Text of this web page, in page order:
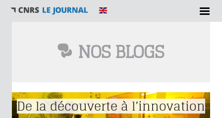
NOS BLOGS
Vous êtes ici
De la découverte à l’innovation